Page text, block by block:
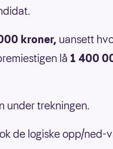
kroner, uansett
lå 1 400
under trekningen.
de logiske opp/ned-